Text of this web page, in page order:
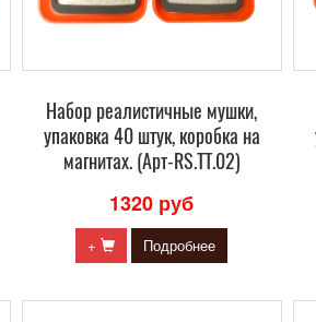
Набор реалистичные мушки,
упаковка 40 штук, коробка на
магнитах. (Арт-RS.TT.02)
1320 руб
+ Подробнее